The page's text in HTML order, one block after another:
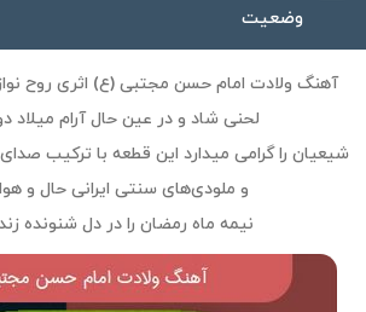
وضعیت
آهنگ ولادت امام حسن مجتبی (ع) اثری روح‌
لحنی شاد و در عین حال آرام میلاد
شیعیان را گرامی میدارد این قطعه با ترکیب
و ملودی‌های سنتی ایرانی حال‌ و
نیمه‌ ماه رمضان را در دل شنونده